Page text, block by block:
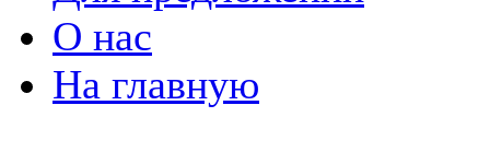
О нас
На главную